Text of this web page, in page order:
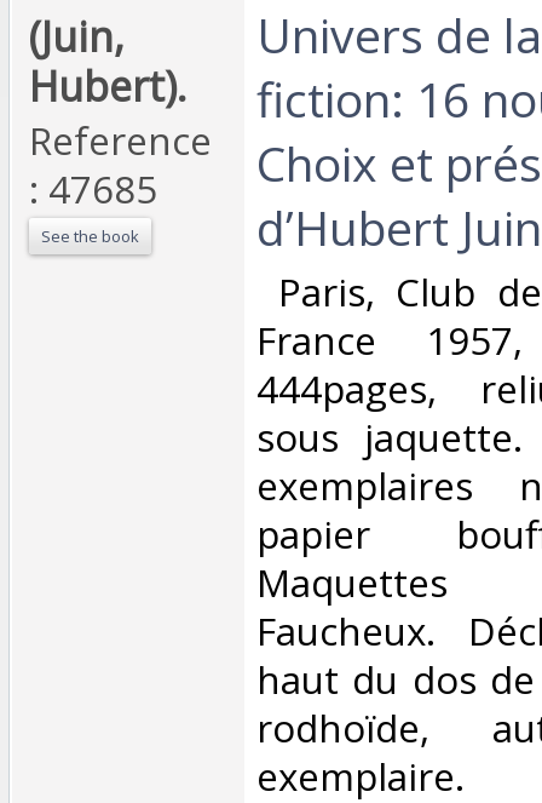
‎(Juin,
Hubert).‎
Reference
: 47685
See the book
‎Univers de
fiction: 16
Choix et
d’Hubert
Paris, Club
France
444pages,
sous
exemplaires
papier
Faucheux.
haut du dos
rodhoïde,
exemplaire. ‎